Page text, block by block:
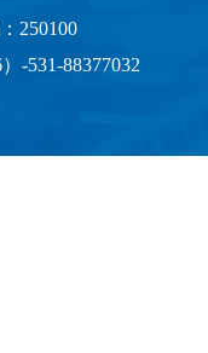
250100
-531-88377032